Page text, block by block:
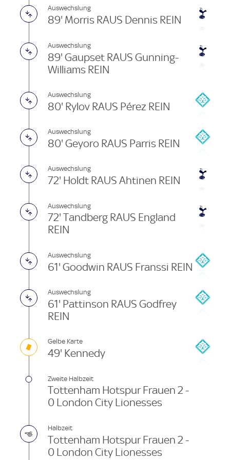
Auswechslung
89' Morris RAUS Dennis REIN
Auswechslung
89' Gaupset RAUS Gunning-
Williams REIN
Auswechslung
80' Rylov RAUS Pérez REIN
Auswechslung
80' Geyoro RAUS Parris REIN
Auswechslung
72' Holdt RAUS Ahtinen REIN
Auswechslung
72' Tandberg RAUS England
REIN
Auswechslung
61' Goodwin RAUS Franssi REIN
Auswechslung
61' Pattinson RAUS Godfrey
REIN
Gelbe Karte
49' Kennedy
Zweite Halbzeit
Tottenham Hotspur Frauen 2 -
0 London City Lionesses
Halbzeit
Tottenham Hotspur Frauen 2 -
0 London City Lionesses